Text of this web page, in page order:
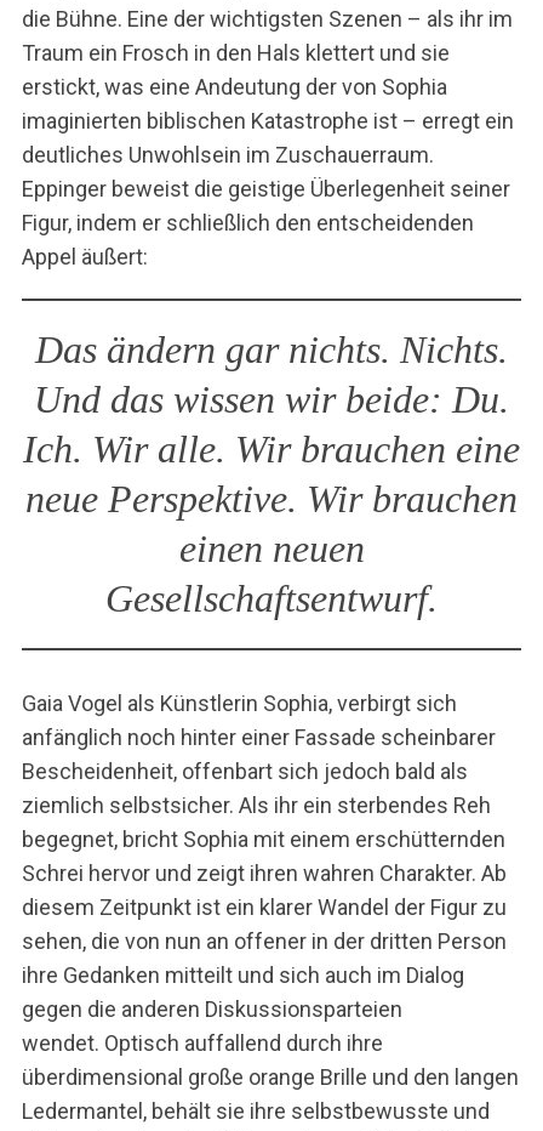
die Bühne. Eine der wichtigsten Szenen – als ihr im
Traum ein Frosch in den Hals klettert und sie
erstickt, was eine Andeutung der von Sophia
imaginierten biblischen Katastrophe ist – erregt ein
deutliches Unwohlsein im Zuschauerraum.
Eppinger beweist die geistige Überlegenheit seiner
Figur, indem er schließlich den entscheidenden
Appel äußert:
Das ändern gar nichts. Nichts.
Und das wissen wir beide: Du.
Ich. Wir alle. Wir brauchen eine
neue Perspektive. Wir brauchen
einen neuen
Gesellschaftsentwurf.
Gaia Vogel als Künstlerin Sophia, verbirgt sich
anfänglich noch hinter einer Fassade scheinbarer
Bescheidenheit, offenbart sich jedoch bald als
ziemlich selbstsicher. Als ihr ein sterbendes Reh
begegnet, bricht Sophia mit einem erschütternden
Schrei hervor und zeigt ihren wahren Charakter. Ab
diesem Zeitpunkt ist ein klarer Wandel der Figur zu
sehen, die von nun an offener in der dritten Person
ihre Gedanken mitteilt und sich auch im Dialog
gegen die anderen Diskussionsparteien
wendet. Optisch auffallend durch ihre
überdimensional große orange Brille und den langen
Ledermantel, behält sie ihre selbstbewusste und